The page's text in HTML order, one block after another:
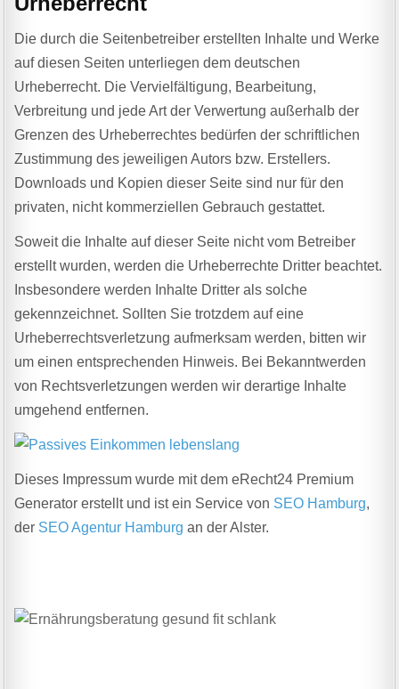
Die durch die Seitenbetreiber erstellten Inhalte und Werke
auf diesen Seiten unterliegen dem deutschen
Urheberrecht. Die Vervielfältigung, Bearbeitung,
Verbreitung und jede Art der Verwertung außerhalb der
Grenzen des Urheberrechtes bedürfen der schriftlichen
Zustimmung des jeweiligen Autors bzw. Erstellers.
Downloads und Kopien dieser Seite sind nur für den
privaten, nicht kommerziellen Gebrauch gestattet.
Soweit die Inhalte auf dieser Seite nicht vom Betreiber
erstellt wurden, werden die Urheberrechte Dritter beachtet.
Insbesondere werden Inhalte Dritter als solche
gekennzeichnet. Sollten Sie trotzdem auf eine
Urheberrechtsverletzung aufmerksam werden, bitten wir
um einen entsprechenden Hinweis. Bei Bekanntwerden
von Rechtsverletzungen werden wir derartige Inhalte
umgehend entfernen.
Dieses Impressum wurde mit dem eRecht24 Premium
Generator erstellt und ist ein Service von SEO Hamburg,
der SEO Agentur Hamburg an der Alster.